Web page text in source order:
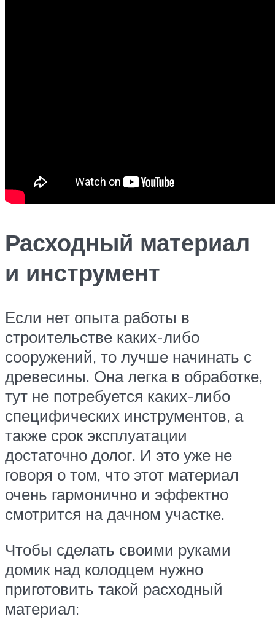
Расходный материал
и инструмент
Если нет опыта работы в
строительстве каких-либо
сооружений, то лучше начинать с
древесины. Она легка в обработке,
тут не потребуется каких-либо
специфических инструментов, а
также срок эксплуатации
достаточно долог. И это уже не
говоря о том, что этот материал
очень гармонично и эффектно
смотрится на дачном участке.
Чтобы сделать своими руками
домик над колодцем нужно
приготовить такой расходный
материал: